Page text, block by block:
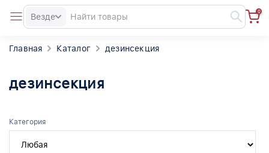
Везде
0
Главная Каталог дезинсекция
дезинсекция
Категория